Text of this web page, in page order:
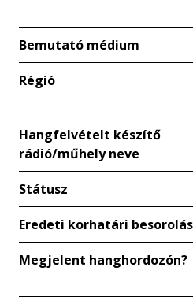
Bemutató médium
Régió
Hangfelvételt készítő
rádió/műhely neve
Státusz
Eredeti korhatári besorolás
Megjelent hanghordozón?